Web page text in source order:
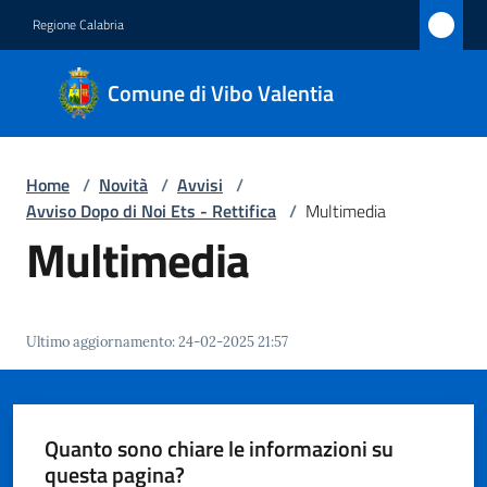
Regione Calabria
Comune di Vibo Valentia
Comune
di Vibo
Valentia
Servizi
Vivere
Vibo
Valentia
Home / Novità / Avvisi /
Avviso Dopo di Noi Ets - Rettifica / Multimedia
Multimedia
Ultimo aggiornamento:24-02-2025 21:57
Quanto sono chiare le informazioni su
questa pagina?